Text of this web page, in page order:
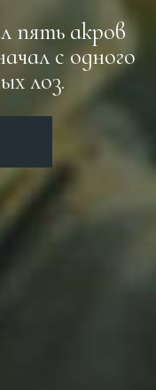
пять акров
с одного
лоз.